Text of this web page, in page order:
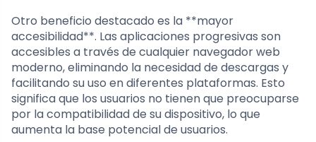
Otro beneficio destacado es la **mayor
accesibilidad**. Las aplicaciones progresivas son
accesibles a través de cualquier navegador web
moderno, eliminando la necesidad de descargas y
facilitando su uso en diferentes plataformas. Esto
significa que los usuarios no tienen que preocuparse
por la compatibilidad de su dispositivo, lo que
aumenta la base potencial de usuarios.